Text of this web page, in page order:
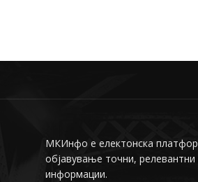
МКИнфо е електонска
објавување точни,
информации.